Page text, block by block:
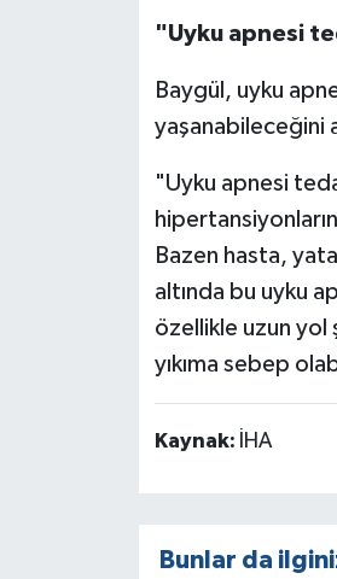
"Uyku apnesi
Baygül, uyku
yaşanabileceğini
"Uyku apnesi
Bazen hasta,
altında bu uyku
özellikle uzun yol
yıkıma sebep
Kaynak: İHA
Bunlar da